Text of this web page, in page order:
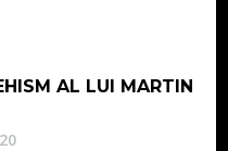
AL LUI MARTIN